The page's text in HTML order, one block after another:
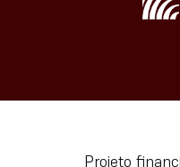
Projeto